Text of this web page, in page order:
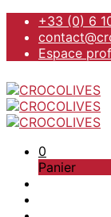
+33 (0) 6
Espace
0
Panier